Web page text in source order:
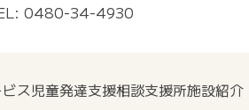
0480-34-4930
ス児童発達支援相談支援所施設紹介